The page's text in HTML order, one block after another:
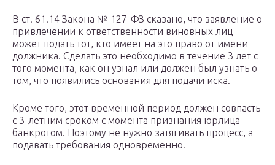
В ст. 61.14 Закона № 127-ФЗ сказано, что заявление о
привлечении к ответственности виновных лиц
может подать тот, кто имеет на это право от имени
должника. Сделать это необходимо в течение 3 лет с
того момента, как он узнал или должен был узнать о
том, что появились основания для подачи иска.
Кроме того, этот временной период должен совпасть
с 3-летним сроком с момента признания юрлица
банкротом. Поэтому не нужно затягивать процесс, а
подавать требования одновременно.